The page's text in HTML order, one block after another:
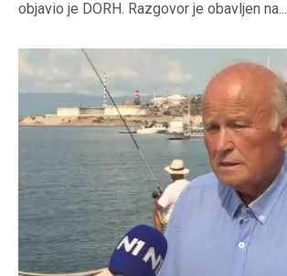
objavio je DORH. Razgovor je obavljen na...